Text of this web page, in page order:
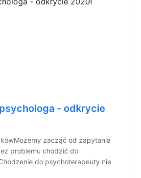
- odkrycie
zacząć od zapytania
problemu chodzić do
do psychoterapeuty nie